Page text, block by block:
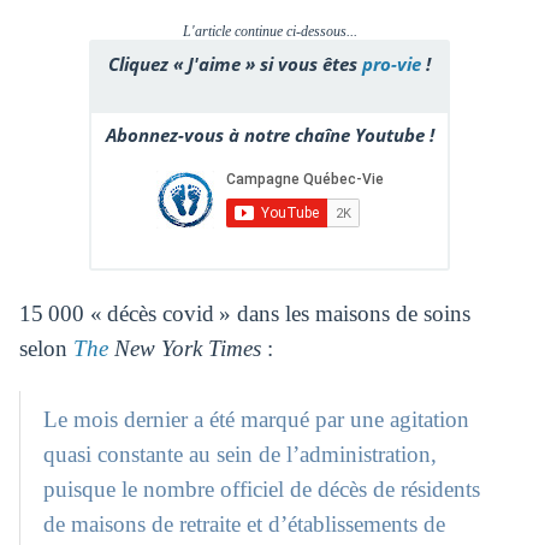
L'article continue ci-dessous...
Cliquez « J'aime » si vous êtes pro-vie !
Abonnez-vous à notre chaîne Youtube !
15 000 « décès covid » dans les maisons de soins
selon TheNew York Times:
Le mois dernier a été marqué par une agitation
quasi constante au sein de l’administration,
puisque le nombre officiel de décès de résidents
de maisons de retraite et d’établissements de